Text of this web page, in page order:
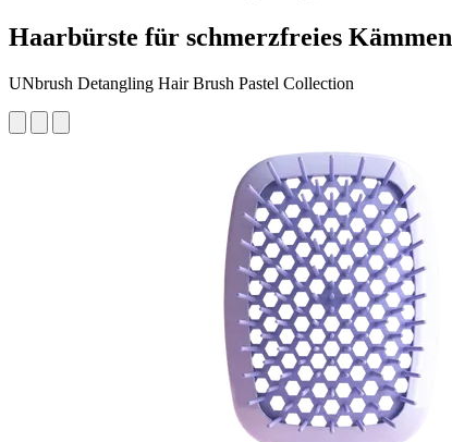
Haarbürste für schmerzfreies Kämmen
UNbrush Detangling Hair Brush Pastel Collection